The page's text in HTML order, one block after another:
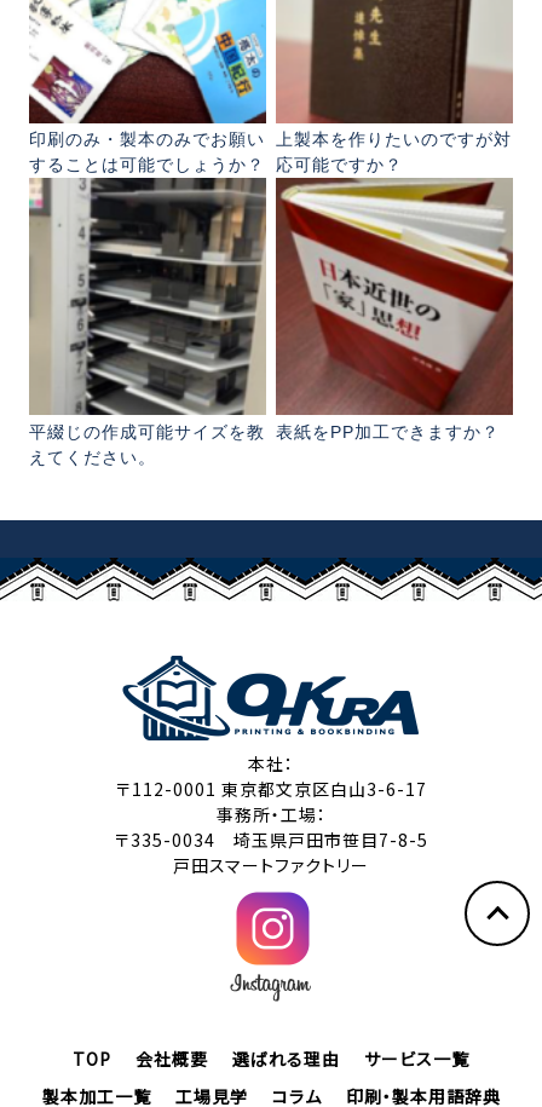
印刷のみ・製本のみでお願い
することは可能でしょうか？
上製本を作りたいのですが対
応可能ですか？
平綴じの作成可能サイズを教
えてください。
表紙をPP加工できますか？
本社：
〒112-0001 東京都文京区白山3-6-17
事務所・工場：
〒335-0034 埼玉県戸田市笹目7-8-5
戸田スマートファクトリー
TOP 会社概要 選ばれる理由
サービス一覧
製本加工一覧
工場見学 コラム 印刷・製本用語辞典